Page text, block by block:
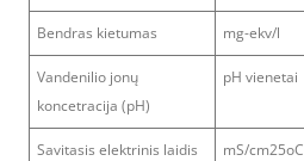
Bendras kietumas mg-ekv/l
Vandenilio jonų
koncetracija (pH)
pH vienetai
Savitasis elektrinis laidis mS/cm25oC